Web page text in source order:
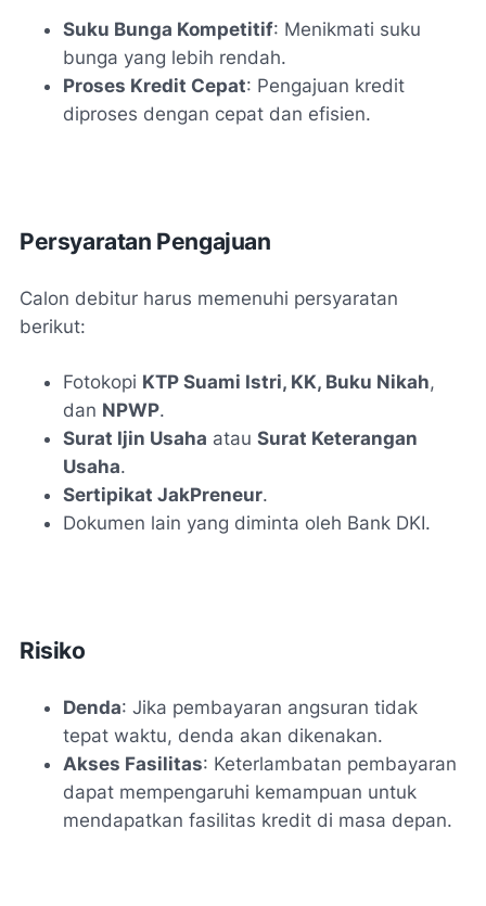
Suku Bunga Kompetitif: Menikmati suku
bunga yang lebih rendah.
Proses Kredit Cepat: Pengajuan kredit
diproses dengan cepat dan efisien.
Persyaratan Pengajuan
Calon debitur harus memenuhi persyaratan
berikut:
Fotokopi KTP Suami Istri, KK, Buku Nikah,
dan NPWP.
Surat Ijin Usaha atau Surat Keterangan
Usaha.
Sertipikat JakPreneur.
Dokumen lain yang diminta oleh Bank DKI.
Risiko
Denda: Jika pembayaran angsuran tidak
tepat waktu, denda akan dikenakan.
Akses Fasilitas: Keterlambatan pembayaran
dapat mempengaruhi kemampuan untuk
mendapatkan fasilitas kredit di masa depan.